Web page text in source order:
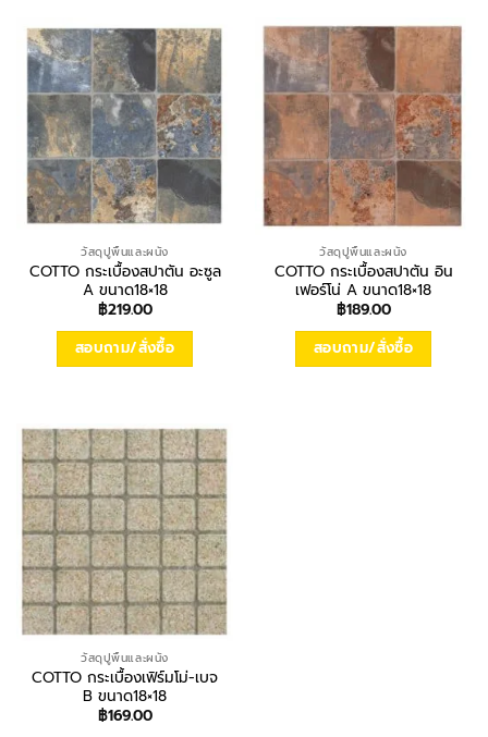
วัสดุปูพื้นและผนัง
COTTO กระเบื้องสปาตัน อะซูล
A ขนาด18×18
฿219.00
สอบถาม/สั่งซื้อ
วัสดุปูพื้นและผนัง
COTTO กระเบื้องสปาตัน อิน
เฟอร์โน่ A ขนาด18×18
฿189.00
สอบถาม/สั่งซื้อ
วัสดุปูพื้นและผนัง
COTTO กระเบื้องเฟิร์มโม่-เบจ
B ขนาด18×18
฿169.00